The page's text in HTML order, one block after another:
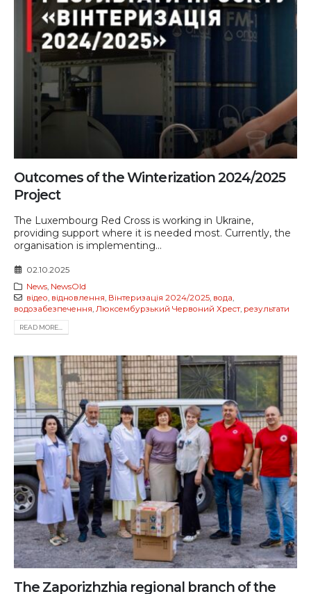
Outcomes of the Winterization 2024/2025
Project
The Luxembourg Red Cross is working in Ukraine,
providing support where it is needed most. Currently, the
organisation is implementing...
02.10.2025
News, NewsOld
відео, відновлення, Вінтеризація 2024/2025, вода,
водозабезпечення, Люксембурзький Червоний Хрест, результати
READ MORE...
Тhe Zaporizhzhia regional branch of the